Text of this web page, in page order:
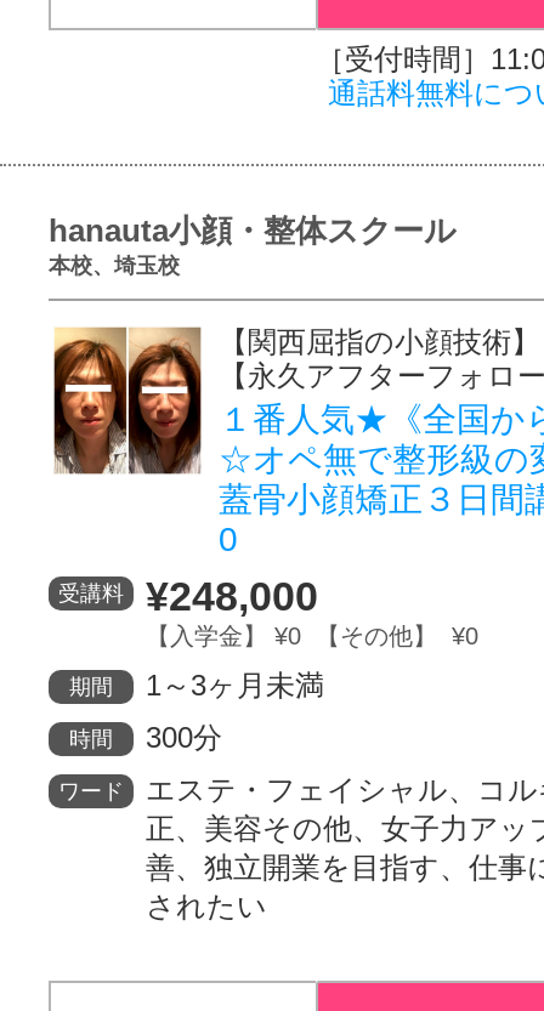
［受付時間］
通話料無料につ
hanauta小顔・整体スクール
本校、埼玉校
【関西屈指の小顔技術
【永久アフターフォロ
１番人気★《全国か
☆オペ無で整形級の
蓋骨小顔矯正３日間
0
受講料 ¥248,000
【入学金】 ¥0 【その他】 ¥0
期間 1～3ヶ月未満
時間 300分
ワード
エステ・フェイシャル、コ
正、美容その他、女子力アッ
善、独立開業を目指す、仕事
されたい